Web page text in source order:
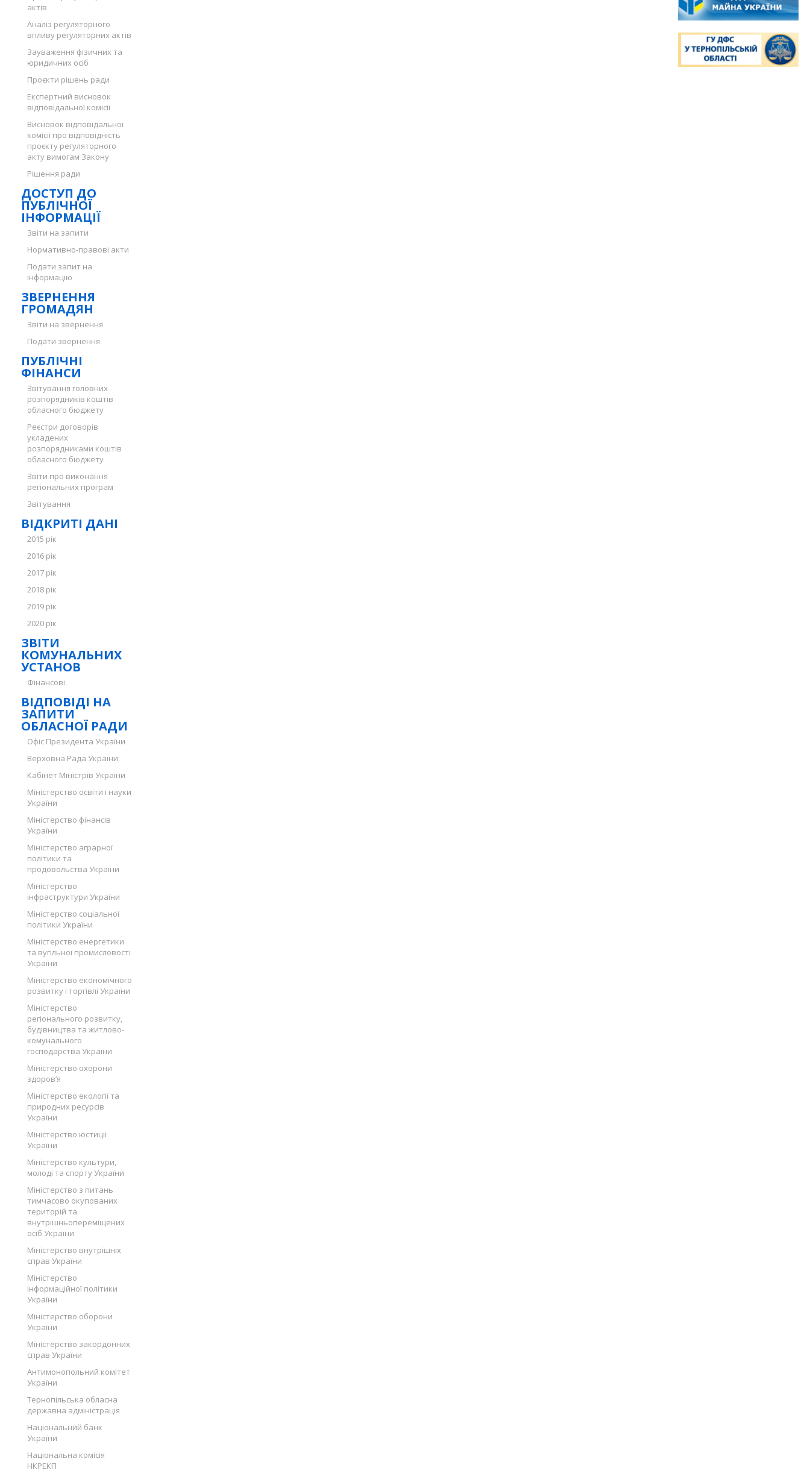
актів
Аналіз регуляторного
впливу регуляторних актів
Зауваження фізичних та
юридичних осіб
Проєкти рішень ради
Експертний висновок
відповідальної комісії
Висновок відповідальної
комісії про відповідність
проєкту регуляторного
акту вимогам Закону
Рішення ради
ДОСТУП ДО
ПУБЛІЧНОЇ
ІНФОРМАЦІЇ
Звіти на запити
Нормативно-правові акти
Подати запит на
інформацію
ЗВЕРНЕННЯ
ГРОМАДЯН
Звіти на звернення
Подати звернення
ПУБЛІЧНІ
ФІНАНСИ
Звітування головних
розпорядників коштів
обласного бюджету
Реєстри договорів
укладених
розпорядниками коштів
обласного бюджету
Звіти про виконання
регіональних програм
Звітування
ВІДКРИТІ ДАНІ
2015 рік
2016 рік
2017 рік
2018 рік
2019 рік
2020 рік
ЗВІТИ
КОМУНАЛЬНИХ
УСТАНОВ
Фінансові
ВІДПОВІДІ НА
ЗАПИТИ
ОБЛАСНОЇ РАДИ
Офіс Президента України
Верховна Рада України:
Кабінет Міністрів України
Міністерство освіти і науки
України
Міністерство фінансів
України
Міністерство аграрної
політики та
продовольства України
Міністерство
інфраструктури України
Міністерство соціальної
політики України
Міністерство енергетики
та вугільної промисловості
України
Міністерство економічного
розвитку і торгівлі України
Міністерство
регіонального розвитку,
будівництва та житлово-
комунального
господарства України
Міністерство охорони
здоров’я
Міністерство екології та
природних ресурсів
України
Міністерство юстиції
України
Міністерство культури,
молоді та спорту України
Міністерство з питань
тимчасово окупованих
територій та
внутрішньопереміщених
осіб України
Міністерство внутрішніх
справ України
Міністерство
інформаційної політики
України
Міністерство оборони
України
Міністерство закордонних
справ України
Антимонопольний комітет
України
Тернопільська обласна
державна адміністрація
Національний банк
України
Національна комісія
НКРЕКП